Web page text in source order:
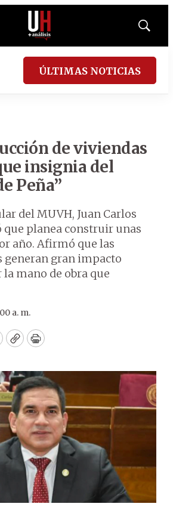
Mostrar
ÚLTIMAS NOTICIAS
de viviendas
insignia del
Peña”
del MUVH, Juan Carlos
que planea construir unas
año. Afirmó que las
generan gran impacto
mano de obra que
a. m.
CopyPrint